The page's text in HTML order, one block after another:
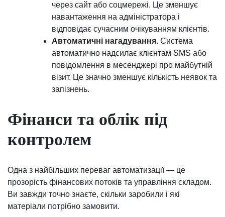
через сайт або соцмережі. Це зменшує
навантаження на адміністратора і
відповідає сучасним очікуванням клієнтів.
Автоматичні нагадування. Система
автоматично надсилає клієнтам SMS або
повідомлення в месенджері про майбутній
візит. Це значно зменшує кількість неявок та
запізнень.
Фінанси та облік під
контролем
Одна з найбільших переваг автоматизації — це
прозорість фінансових потоків та управління складом.
Ви завжди точно знаєте, скільки заробили і які
матеріали потрібно замовити.